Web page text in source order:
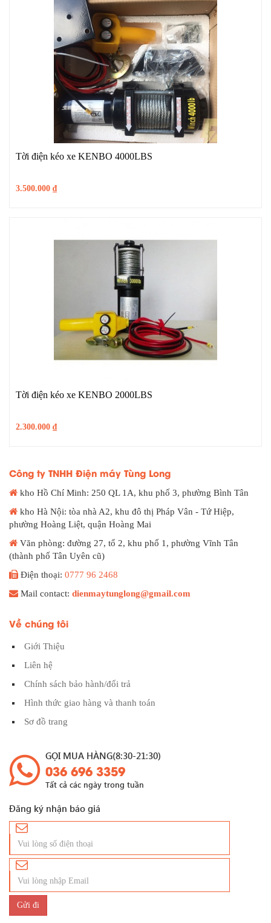
Tời điện kéo xe KENBO 4000LBS
3.500.000 ₫
Tời điện kéo xe KENBO 2000LBS
2.300.000 ₫
Công ty TNHH Điện máy Tùng Long
kho Hồ Chí Minh: 250 QL 1A, khu phố 3, phường Bình Tân
kho Hà Nội: tòa nhà A2, khu đô thị Pháp Vân - Tứ Hiệp,
phường Hoàng Liệt, quận Hoàng Mai
Văn phòng: đường 27, tổ 2, khu phố 1, phường Vĩnh Tân
(thành phố Tân Uyên cũ)
Điện thoại: 0777 96 2468
Mail contact: dienmaytunglong@gmail.com
Về chúng tôi
Giới Thiệu
Liên hệ
Chính sách bảo hành/đổi trả
Hình thức giao hàng và thanh toán
Sơ đồ trang
GỌI MUA HÀNG(8:30-21:30)
036 696 3359
Tất cả các ngày trong tuần
Đăng ký nhận báo giá